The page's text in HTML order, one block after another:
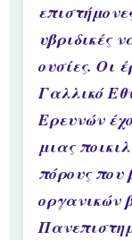
υβριδικές
ουσίες. Οι
Γαλλικό
Ερευνών
μιας
πόρους που
οργανικών